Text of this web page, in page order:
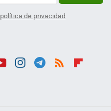
política de privacidad